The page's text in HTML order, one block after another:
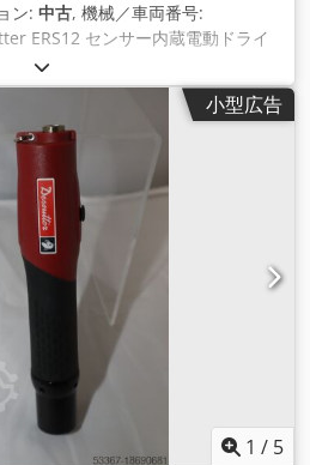
ン: 中古, 機械／車両番号:
ERS12 センサー内蔵電動ドライ
の付属品なしで Desoutter CVIR II
クス 1/4F" トルク： 最小: 1.5 Nm
回転数：950rpm 重量: 0.7kg小型広告
1 / 5